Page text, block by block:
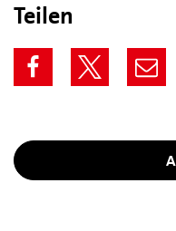
Teilen